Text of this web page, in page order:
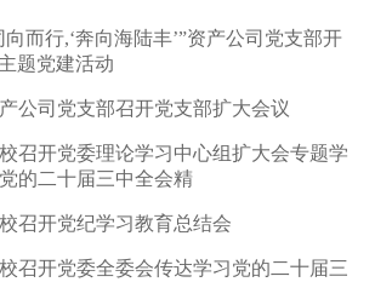
向而行,‘奔向海陆丰’”资产公司党支部开
题党建活动
公司党支部召开党支部扩大会议
召开党委理论学习中心组扩大会专题学
的二十届三中全会精
召开党纪学习教育总结会
召开党委全委会传达学习党的二十届三